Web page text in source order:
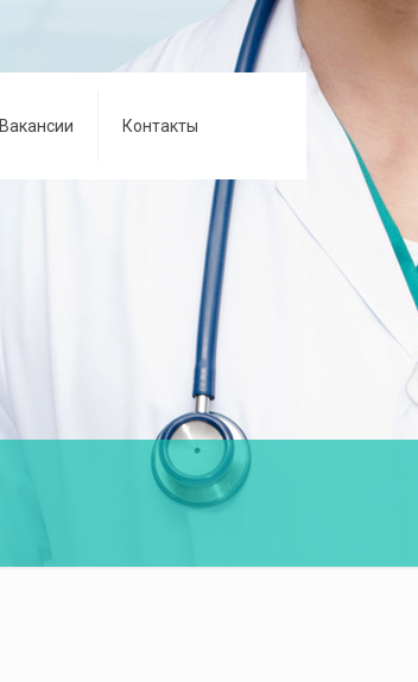
Вакансии Контакты